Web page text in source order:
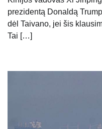
prezidentą Donaldą
dėl Taivano, jei šis
Tai […]